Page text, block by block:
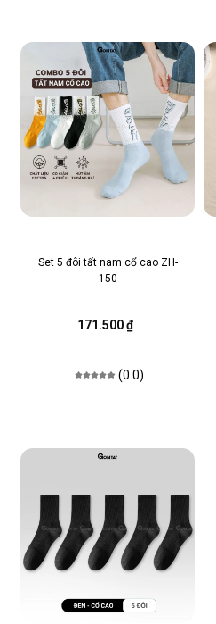
Set 5 đôi tất nam cổ cao ZH-
150
171.500 ₫
(0.0)